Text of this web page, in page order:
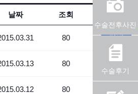
날짜 조회 답변
80 답변
80 답변
80 답변
수술전후사진
수술후기